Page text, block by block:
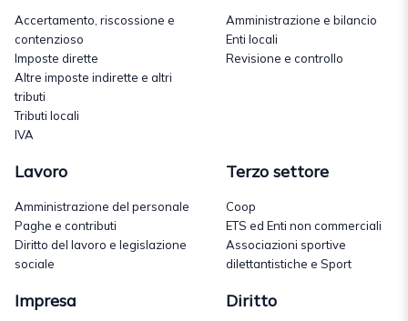
Accertamento, riscossione e
contenzioso
Imposte dirette
Altre imposte indirette e altri
tributi
Tributi locali
IVA
Amministrazione e bilancio
Enti locali
Revisione e controllo
Lavoro
Amministrazione del personale
Paghe e contributi
Diritto del lavoro e legislazione
sociale
Terzo settore
Coop
ETS ed Enti non commerciali
Associazioni sportive
dilettantistiche e Sport
Impresa Diritto